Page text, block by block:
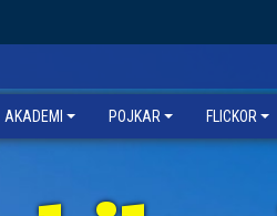
AKADEMI POJKAR FLICKOR